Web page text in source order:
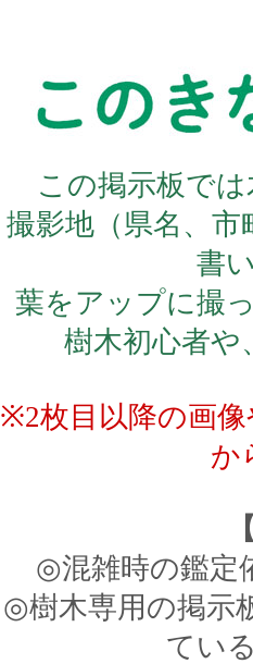
この掲示板で
撮影地（県名、
書
葉をアップに撮
樹木初心者や
※2枚目以降の画
か
◎混雑時の鑑定
◎樹木専用の掲示
てい